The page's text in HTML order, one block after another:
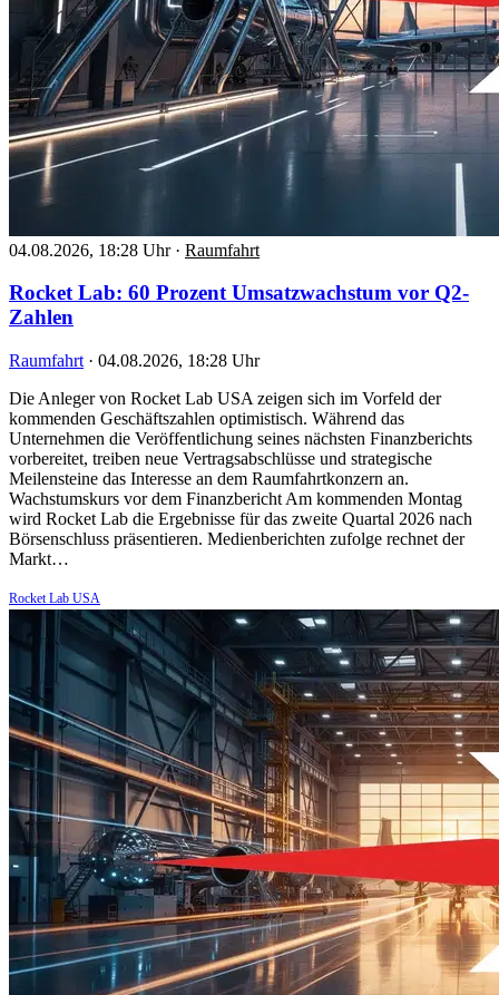
04.08.2026, 18:28 Uhr · Raumfahrt
Rocket Lab: 60 Prozent Umsatzwachstum vor Q2-
Zahlen
Raumfahrt · 04.08.2026, 18:28 Uhr
Die Anleger von Rocket Lab USA zeigen sich im Vorfeld der
kommenden Geschäftszahlen optimistisch. Während das
Unternehmen die Veröffentlichung seines nächsten Finanzberichts
vorbereitet, treiben neue Vertragsabschlüsse und strategische
Meilensteine das Interesse an dem Raumfahrtkonzern an.
Wachstumskurs vor dem Finanzbericht Am kommenden Montag
wird Rocket Lab die Ergebnisse für das zweite Quartal 2026 nach
Börsenschluss präsentieren. Medienberichten zufolge rechnet der
Markt…
Rocket Lab USA